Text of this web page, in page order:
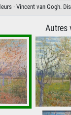
· Vincent van Gogh.
Autres